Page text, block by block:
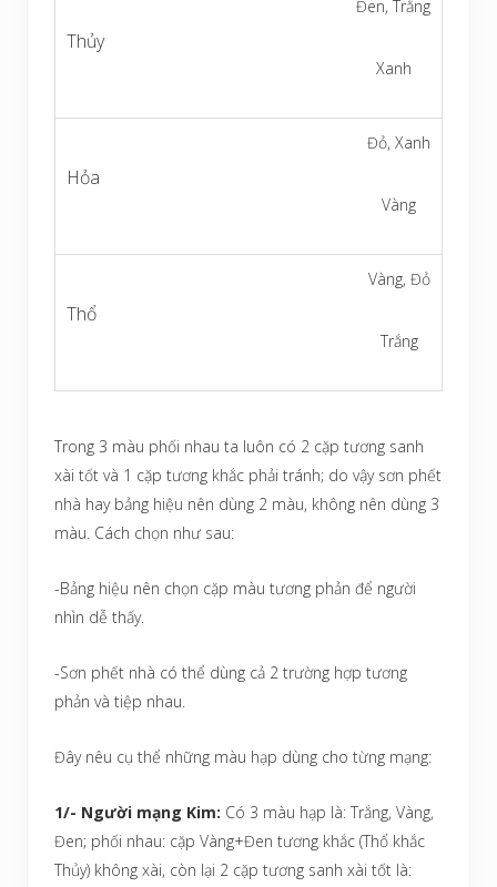
Đen, Trắng
Xanh
Đỏ, Xanh
Vàng
Vàng, Đỏ
Trắng
Trong 3 màu phối nhau ta luôn có 2 cặp tương sanh
xài tốt và 1 cặp tương khắc phải tránh; do vậy sơn phết
nhà hay bảng hiệu nên dùng 2 màu, không nên dùng 3
màu. Cách chọn như sau:
-Bảng hiệu nên chọn cặp màu tương phản để người
nhìn dễ thấy.
-Sơn phết nhà có thể dùng cả 2 trường hợp tương
phản và tiệp nhau.
Đây nêu cụ thể những màu hạp dùng cho từng mạng:
1/- Người mạng Kim: Có 3 màu hạp là: Trắng, Vàng,
Đen; phối nhau: cặp Vàng+Đen tương khắc (Thổ khắc
Thủy) không xài, còn lại 2 cặp tương sanh xài tốt là: